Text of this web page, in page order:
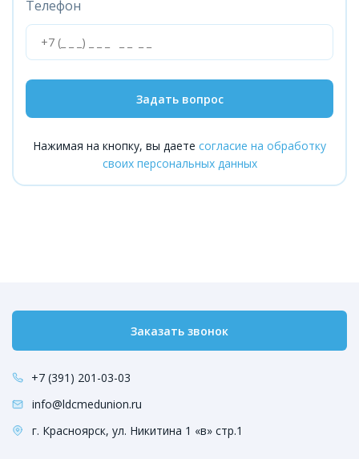
Телефон
Задать вопрос
Нажимая на кнопку, вы даете согласие на обработку
своих персональных данных
Заказать звонок
+7 (391) 201-03-03
info@ldcmedunion.ru
г. Красноярск, ул. Никитина 1 «в» стр.1